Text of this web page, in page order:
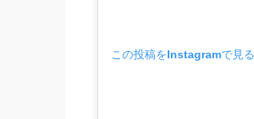
この投稿をInstagramで見る